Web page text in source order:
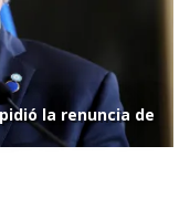
la renuncia de